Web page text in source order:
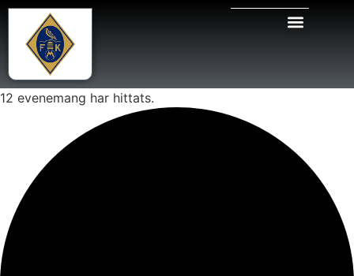
12 evenemang har hittats.